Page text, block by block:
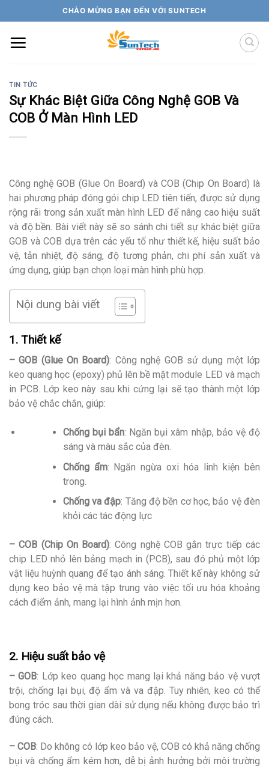
to
content
CHÀO MỪNG BẠN ĐẾN VỚI SUNTECH
TIN TỨC
Sự Khác Biệt Giữa Công Nghệ GOB Và
COB Ở Màn Hình LED
Công nghệ GOB (Glue On Board) và COB (Chip On Board) là
hai phương pháp đóng gói chip LED tiên tiến, được sử dụng
rộng rãi trong sản xuất màn hình LED để nâng cao hiệu suất
và độ bền. Bài viết này sẽ so sánh chi tiết sự khác biệt giữa
GOB và COB dựa trên các yếu tố như thiết kế, hiệu suất bảo
vệ, tản nhiệt, độ sáng, độ tương phản, chi phí sản xuất và
ứng dụng, giúp bạn chọn loại màn hình phù hợp.
Nội dung bài viết
1. Thiết kế
–GOB (Glue On Board): Công nghệ GOB sử dụng một lớp
keo quang học (epoxy) phủ lên bề mặt module LED và mạch
in PCB. Lớp keo này sau khi cứng lại sẽ tạo thành một lớp
bảo vệ chắc chắn, giúp:
Chống bụi bẩn: Ngăn bụi xâm nhập, bảo vệ độ
sáng và màu sắc của đèn.
Chống ẩm: Ngăn ngừa oxi hóa linh kiện bên
trong.
Chống va đập: Tăng độ bền cơ học, bảo vệ đèn
khỏi các tác động lực
– COB (Chip On Board): Công nghệ COB gắn trực tiếp các
chip LED nhỏ lên bảng mạch in (PCB), sau đó phủ một lớp
vật liệu huỳnh quang để tạo ánh sáng. Thiết kế này không sử
dụng keo bảo vệ mà tập trung vào việc tối ưu hóa khoảng
cách điểm ảnh, mang lại hình ảnh mịn hơn.
2. Hiệu suất bảo vệ
– GOB: Lớp keo quang học mang lại khả năng bảo vệ vượt
trội, chống lại bụi, độ ẩm và va đập. Tuy nhiên, keo có thể
bong tróc sau thời gian dài sử dụng nếu không được bảo trì
đúng cách.
– COB: Do không có lớp keo bảo vệ, COB có khả năng chống
bụi và chống ẩm kém hơn, dễ bị ảnh hưởng bởi môi trường